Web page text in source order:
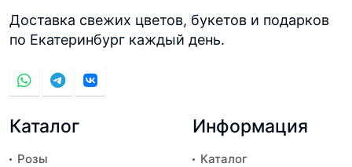
Доставка свежих цветов, букетов и подарков
по Екатеринбург каждый день.
Каталог
Розы
Информация
Каталог